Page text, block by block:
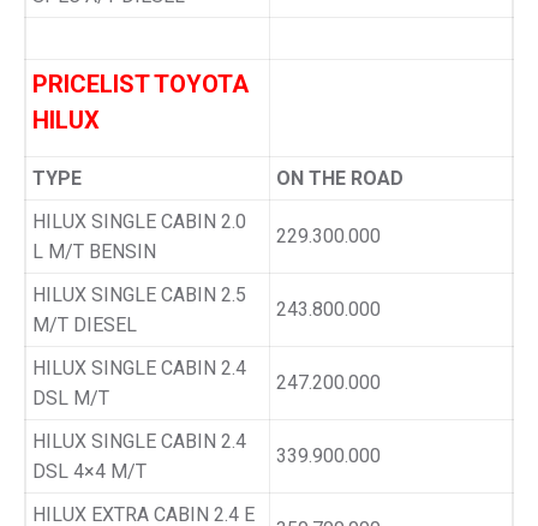
PRICELIST TOYOTA
HILUX
TYPE
ON THE ROAD
HILUX SINGLE CABIN 2.0
L M/T BENSIN
229.300.000
HILUX SINGLE CABIN 2.5
M/T DIESEL
243.800.000
HILUX SINGLE CABIN 2.4
DSL M/T
247.200.000
HILUX SINGLE CABIN 2.4
DSL 4×4 M/T
339.900.000
HILUX EXTRA CABIN 2.4 E